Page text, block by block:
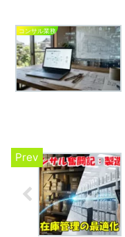
コンサル業務